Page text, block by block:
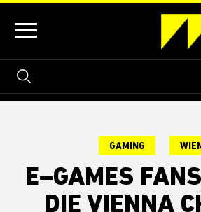
GAMING
E–GAMES
DIE VIENNA